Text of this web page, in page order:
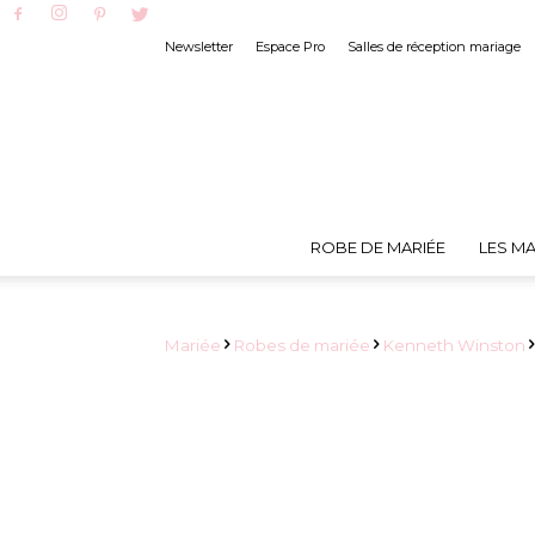
Newsletter Espace Pro Salles de réception mariage
ROBE DE MARIÉE LES
Mariée Robes de mariée Kenneth Winston